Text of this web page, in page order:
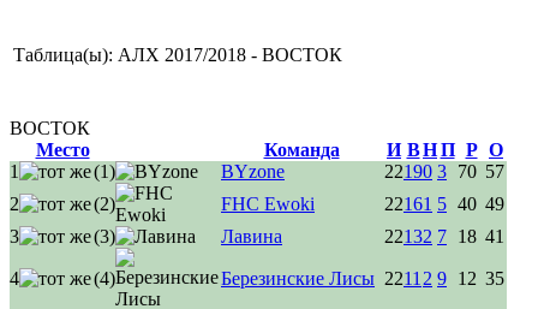
Таблица(ы): АЛХ 2017/2018 - ВОСТОК
ВОСТОК
Место
Команда И ВНП Р О
1
(1) BYzone 22190 3 70 57
2
(2) FHC Ewoki 22161 5 40 49
3
(3) Лавина 22132 7 18 41
4 (4) Березинские Лисы 2211 2 9 12 35